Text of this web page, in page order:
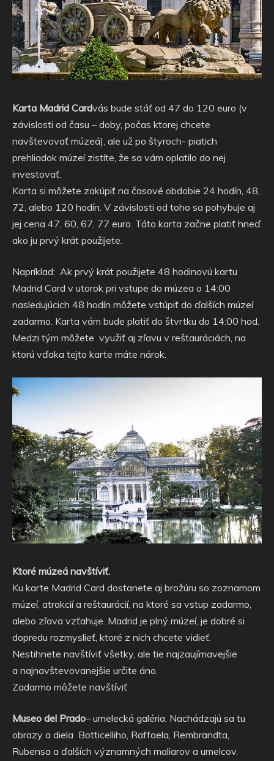
Karta Madrid Cardvás bude stáť od 47 do 120 euro (v
závislosti od času – doby, počas ktorej chcete
navštevovať múzeá), ale už po štyroch- piatich
prehliadok múzeí zistíte, že sa vám oplatilo do nej
investovať.
Karta si môžete zakúpiť na časové obdobie 24 hodín, 48,
72, alebo 120 hodín. V závislosti od toho sa pohybuje aj
jej cena 47, 60, 67, 77 euro. Táto karta začne platiť hneď
ako ju prvý krát použijete.
Napríklad: Ak prvý krát použijete 48 hodinovú kartu
Madrid Card v utorok pri vstupe do múzea o 14:00
nasledujúcich 48 hodín môžete vstúpiť do ďalších múzeí
zadarmo. Karta vám bude platiť do štvrtku do 14:00 hod.
Medzi tým môžete využiť aj zľavu v reštauráciách, na
ktorú vďaka tejto karte máte nárok.
Ktoré múzeá navštíviť.
Ku karte Madrid Card dostanete aj brožúru so zoznamom
múzeí, atrakcií a reštaurácií, na ktoré sa vstup zadarmo,
alebo zľava vzťahuje. Madrid je plný múzeí, je dobré si
dopredu rozmyslieť, ktoré z nich chcete vidieť.
Nestihnete navštíviť všetky, ale tie najzaujímavejšie
a najnavštevovanejšie určite áno.
Zadarmo môžete navštíviť
Museo del Prado– umelecká galéria. Nachádzajú sa tu
obrazy a diela Botticelliho, Raffaela, Rembrandta,
Rubensa a ďalších významných maliarov a umelcov.